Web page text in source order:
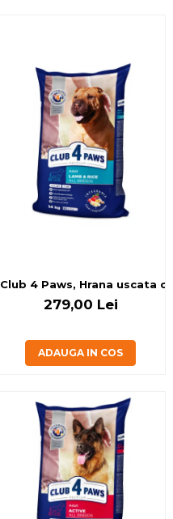
Club 4 Paws, Hrana uscata
279,00 Lei
ADAUGA IN COS